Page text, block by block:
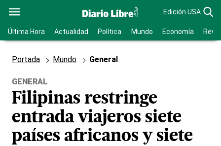
Edición USA
Última Hora Actualidad Política Mundo Economía
Portada Mundo General
GENERAL
Filipinas restringe
entrada viajeros siete
países africanos y siete